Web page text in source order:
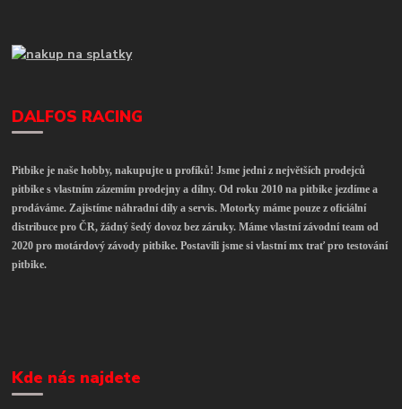
DALFOS RACING
Pitbike je naše hobby, nakupujte u profíků! Jsme jedni z největších prodejců
pitbike s vlastním zázemím prodejny a dílny. Od roku 2010 na pitbike jezdíme a
prodáváme. Zajistíme náhradní díly a servis. Motorky máme pouze z oficiální
distribuce pro ČR, žádný šedý dovoz bez záruky. Máme vlastní závodní team od
2020 pro motárdový závody pitbike. Postavili jsme si vlastní mx trať pro testování
pitbike.
Kde nás najdete